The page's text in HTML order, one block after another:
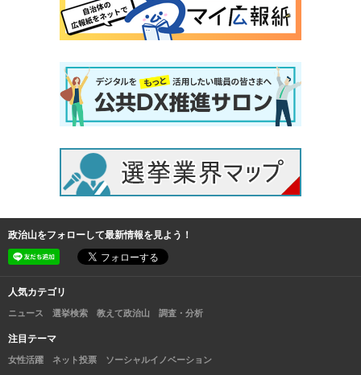
政治山をフォローして最新情報を見よう！
人気カテゴリ
ニュース 選挙検索 教えて政治山 調査・分析
注目テーマ
女性活躍 ネット投票 ソーシャルイノベーション